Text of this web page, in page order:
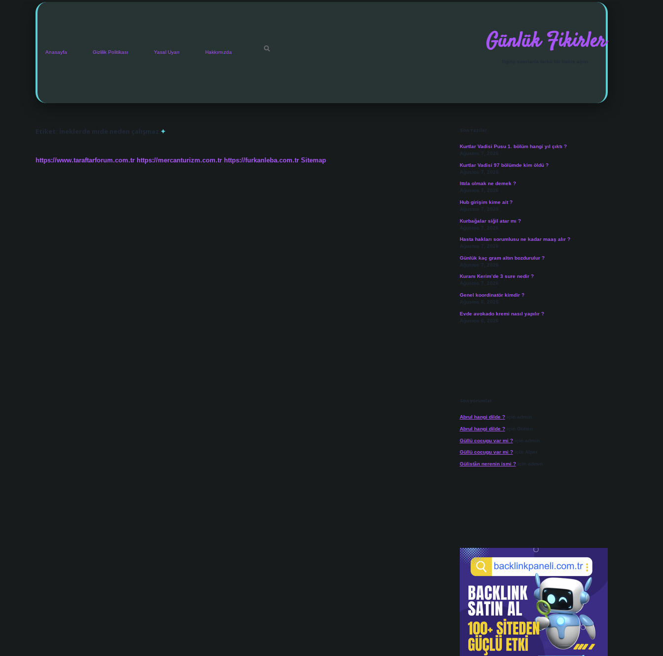
Anasayfa Gizlilik Politikası Yasal Uyarı Hakkımızda Günlük Fikirler
Etiket: İneklerde mide neden çalışmaz
https://www.taraftarforum.com.tr https://mercanturizm.com.tr https://furkanleba.com.tr Sitemap
Son Yazılar
Kurtlar Vadisi Pusu 1. bölüm hangi yıl çıktı ?
Ağustos 7, 2026
Kurtlar Vadisi 97 bölümde kim öldü ?
Ağustos 7, 2026
Ittıla olmak ne demek ?
Ağustos 7, 2026
Hub girişim kime ait ?
Ağustos 7, 2026
Kurbağalar siğil atar mı ?
Ağustos 7, 2026
Hasta hakları sorumlusu ne kadar maaş alır ?
Ağustos 7, 2026
Günlük kaç gram altın bozdurulur ?
Ağustos 7, 2026
Kuranı Kerim’de 3 sure nedir ?
Ağustos 7, 2026
Genel koordinatör kimdir ?
Ağustos 6, 2026
Evde avokado kremi nasıl yapılır ?
Ağustos 6, 2026
Son yorumlar
Abrul hangi dilde ?için admin
Abrul hangi dilde ?için Gülten
Güllü cocugu var mi ?için admin
Güllü cocugu var mi ?için Alper
Gülistân nerenin ismi ?için admin